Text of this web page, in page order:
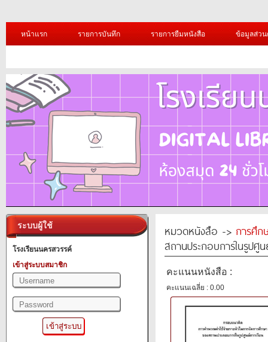
หน้าแรก รายการบันทึก รายการยืมหนังสือ ข้อมูลส่ว
ระบบผู้ใช้
โรงเรียนนครสวรรค์
เข้าสู่ระบบสมาชิก
หมวดหนังสือ -> การศึก
สถานประกอบการในรูปศู
คะแนนหนังสือ :
คะแนนเฉลี่ย : 0.00